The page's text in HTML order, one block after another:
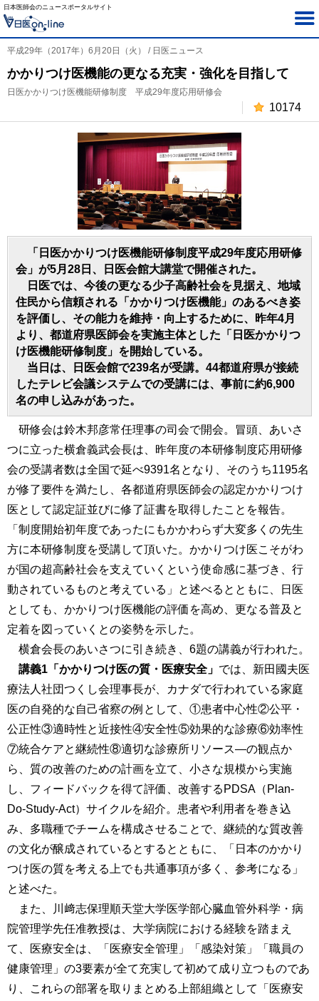
日本医師会のニュースポータルサイト
平成29年（2017年）6月20日（火） / 日医ニュース
かかりつけ医機能の更なる充実・強化を目指して
日医かかりつけ医機能研修制度 平成29年度応用研修会
10174
「日医かかりつけ医機能研修制度平成29年度応用研修
会」が5月28日、日医会館大講堂で開催された。
日医では、今後の更なる少子高齢社会を見据え、地域
住民から信頼される「かかりつけ医機能」のあるべき姿
を評価し、その能力を維持・向上するために、昨年4月
より、都道府県医師会を実施主体とした「日医かかりつ
け医機能研修制度」を開始している。
当日は、日医会館で239名が受講。44都道府県が接続
したテレビ会議システムでの受講には、事前に約6,900
名の申し込みがあった。
研修会は鈴木邦彦常任理事の司会で開会。冒頭、あいさ
つに立った横倉義武会長は、昨年度の本研修制度応用研修
会の受講者数は全国で延べ9391名となり、そのうち1195名
が修了要件を満たし、各都道府県医師会の認定かかりつけ
医として認定証並びに修了証書を取得したことを報告。
「制度開始初年度であったにもかかわらず大変多くの先生
方に本研修制度を受講して頂いた。かかりつけ医こそがわ
が国の超高齢社会を支えていくという使命感に基づき、行
動されているものと考えている」と述べるとともに、日医
としても、かかりつけ医機能の評価を高め、更なる普及と
定着を図っていくとの姿勢を示した。
横倉会長のあいさつに引き続き、6題の講義が行われた。
講義1「かかりつけ医の質・医療安全」 では、新田國夫医
療法人社団つくし会理事長が、カナダで行われている家庭
医の自発的な自己省察の例として、①患者中心性②公平・
公正性③適時性と近接性④安全性⑤効果的な診療⑥効率性
⑦統合ケアと継続性⑧適切な診療所リソース―の観点か
ら、質の改善のための計画を立て、小さな規模から実施
し、フィードバックを得て評価、改善するPDSA（Plan-
Do-Study-Act）サイクルを紹介。患者や利用者を巻き込
み、多職種でチームを構成させることで、継続的な質改善
の文化が醸成されているとするとともに、「日本のかかり
つけ医の質を考える上でも共通事項が多く、参考になる」
と述べた。
また、川﨑志保理順天堂大学医学部心臓血管外科学・病
院管理学先任准教授は、大学病院における経験を踏まえ
て、医療安全は、「医療安全管理」「感染対策」「職員の
健康管理」の3要素が全て充実して初めて成り立つものであ
り、これらの部署を取りまとめる上部組織として「医療安